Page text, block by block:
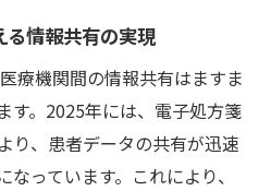
る情報共有の実現
療機関間の情報共有はますま
す。2025年には、電子処方箋
り、患者データの共有が迅速
っています。これにより、